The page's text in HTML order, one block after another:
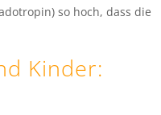
so hoch, dass die
Kinder: